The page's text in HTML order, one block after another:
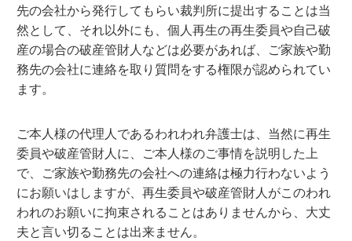
先の会社から発行してもらい裁判所に提出することは当
然として、それ以外にも、個人再生の再生委員や自己破
産の場合の破産管財人などは必要があれば、ご家族や勤
務先の会社に連絡を取り質問をする権限が認められてい
ます。
ご本人様の代理人であるわれわれ弁護士は、当然に再生
委員や破産管財人に、ご本人様のご事情を説明した上
で、ご家族や勤務先の会社への連絡は極力行わないよう
にお願いはしますが、再生委員や破産管財人がこのわれ
われのお願いに拘束されることはありませんから、大丈
夫と言い切ることは出来ません。